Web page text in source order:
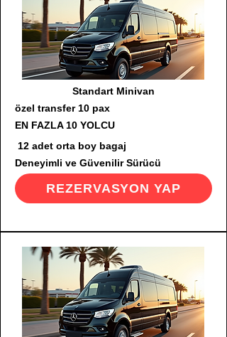
Standart Minivan
özel transfer 10 pax
EN FAZLA 10 YOLCU
12 adet orta boy bagaj
Deneyimli ve Güvenilir Sürücü
REZERVASYON YAP